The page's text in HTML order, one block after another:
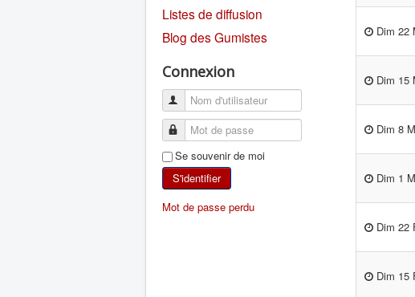
Listes de diffusion
Blog des Gumistes
Connexion
Se souvenir de moi
S'identifier
Mot de passe perdu
Dim 22
Dim 15
Dim 8
Dim 1
Dim 22
Dim 15